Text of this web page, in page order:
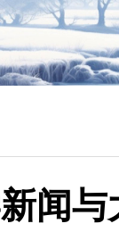
闻